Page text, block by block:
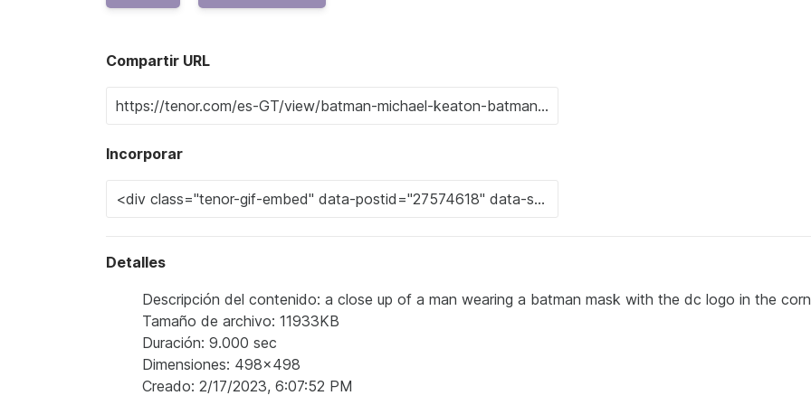
Compartir URL
Incorporar
Detalles
Descripción del contenido: a close up of a man wearing a batman mask with the dc logo in the
Tamaño de archivo: 11933KB
Duración: 9.000 sec
Dimensiones: 498x498
Creado: 2/17/2023, 6:07:52 PM